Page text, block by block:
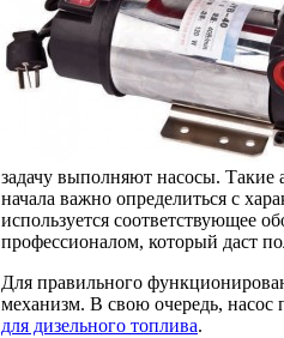
задачу выполняют насосы.
начала важно определиться с
используется соответствующее
профессионалом, который даст
Для правильного
механизм. В свою очередь, насос
для дизельного топлива.